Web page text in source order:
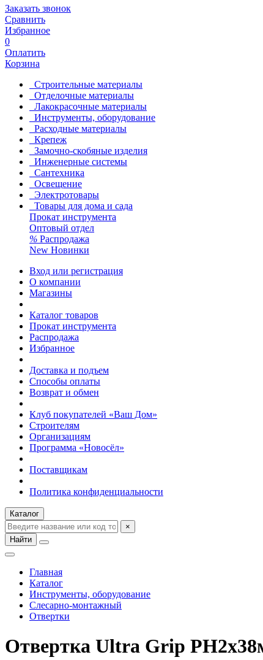
Заказать звонок
Сравнить
Избранное
0
Оплатить
Корзина
Строительные материалы
Отделочные материалы
Лакокрасочные материалы
Инструменты, оборудование
Расходные материалы
Крепеж
Замочно-скобяные изделия
Инженерные системы
Сантехника
Освещение
Электротовары
Товары для дома и сада
Прокат инструмента
Оптовый отдел
% Распродажа
New Новинки
Вход или регистрация
О компании
Магазины
Каталог товаров
Прокат инструмента
Распродажа
Избранное
Доставка и подъем
Способы оплаты
Возврат и обмен
Клуб покупателей «Ваш Дом»
Строителям
Организациям
Программа «Новосёл»
Поставщикам
Политика конфиденциальности
Каталог
×
Найти
Главная
Каталог
Инструменты, оборудование
Слесарно-монтажный
Отвертки
Отвертка Ultra Grip